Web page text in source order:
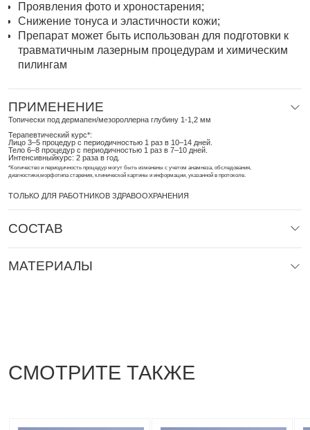
Проявления фото и хроностарения;
Снижение тонуса и эластичности кожи;
Препарат может быть использован для подготовки к
травматичным лазерным процедурам и химическим
пилингам
ПРИМЕНЕНИЕ
Топически под дермапен/мезороллерна глубину 1-1,2 мм
Терапевтический курс*:
Лицо 3–5 процедур с периодичностью 1 раз в 10–14 дней.
Тело 6–8 процедур с периодичностью 1 раз в 7–10 дней.
Интенсивныйкурс: 2 раза в год.
*Количество и периодичность процедур могут быть изменены с учетом анамнеза, обследования,
диагностики,морфотипа старения, клинической картины и информации, указанной в протоколе.
ТОЛЬКО ДЛЯ РАБОТНИКОВ ЗДРАВООХРАНЕНИЯ
СОСТАВ
ГИАЛУРОНАТ НАТРИЯ 0,3% (1100 КДА)
НИКОТИНАМИДМОНОНУКЛЕОТИД 1%
НИАЦИНАМИД 0,3%
ГИДРОФОСФАТ НАТРИЯ
МАТЕРИАЛЫ
СМОТРИТЕ ТАКЖЕ